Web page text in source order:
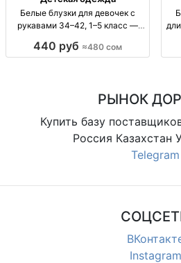
Белые блузки для девочек с
рукавами 34–42, 1–5 класс —
белая, с рукавами; разм. 34-42;
440 руб ≈480 сом
РЫНОК
Купить базу
Россия Казахстан
Telegram
Instagram